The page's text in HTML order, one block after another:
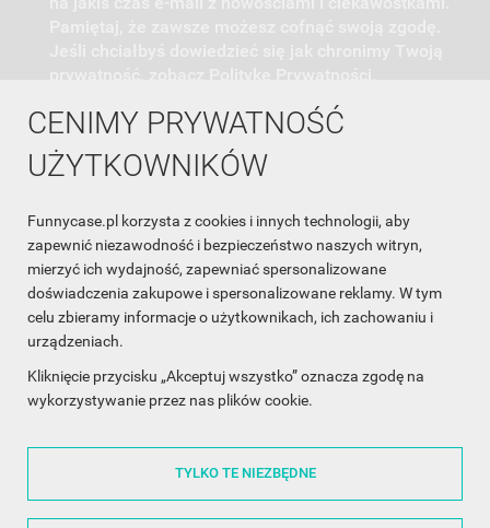
CENIMY PRYWATNOŚĆ
UŻYTKOWNIKÓW
Funnycase.pl korzysta z cookies i innych technologii, aby
zapewnić niezawodność i bezpieczeństwo naszych witryn,
mierzyć ich wydajność, zapewniać spersonalizowane
doświadczenia zakupowe i spersonalizowane reklamy. W tym
celu zbieramy informacje o użytkownikach, ich zachowaniu i
urządzeniach.
Kliknięcie przycisku „Akceptuj wszystko” oznacza zgodę na
wykorzystywanie przez nas plików cookie.
TYLKO TE NIEZBĘDNE
INFORMACJA O SKLEPIE
INFORMACJE
OBSŁUGA KLIENTA
WSPÓŁPRACA
ŚLEDŹ NAS NA FACEBOOKU
Made with❤in Poland